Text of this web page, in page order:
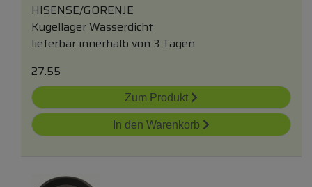
HISENSE/GORENJE
Kugellager Wasserdicht
lieferbar innerhalb von 3 Tagen
27.55
Zum Produkt
In den Warenkorb